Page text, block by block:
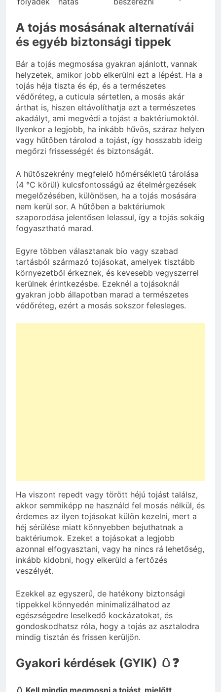
A tojás mosásának alternatívái
és egyéb biztonsági tippek
Bár a tojás megmosása gyakran ajánlott, vannak
helyzetek, amikor jobb elkerülni ezt a lépést. Ha a
tojás héja tiszta és ép, és a természetes
védőréteg, a cuticula sértetlen, a mosás akár
árthat is, hiszen eltávolíthatja ezt a természetes
akadályt, ami megvédi a tojást a baktériumoktól.
Ilyenkor a legjobb, ha inkább hűvös, száraz helyen
vagy hűtőben tárolod a tojást, így hosszabb ideig
megőrzi frissességét és biztonságát.
A hűtőszekrény megfelelő hőmérsékletű tárolása
(4 °C körül) kulcsfontosságú az ételmérgezések
megelőzésében, különösen, ha a tojás mosására
nem kerül sor. A hűtőben a baktériumok
szaporodása jelentősen lelassul, így a tojás sokáig
fogyasztható marad.
Egyre többen választanak bio vagy szabad
tartásból származó tojásokat, amelyek tisztább
környezetből érkeznek, és kevesebb vegyszerrel
kerülnek érintkezésbe. Ezeknél a tojásoknál
gyakran jobb állapotban marad a természetes
védőréteg, ezért a mosás sokszor felesleges.
Ha viszont repedt vagy törött héjú tojást találsz,
akkor semmiképp ne használd fel mosás nélkül, és
érdemes az ilyen tojásokat külön kezelni, mert a
héj sérülése miatt könnyebben bejuthatnak a
baktériumok. Ezeket a tojásokat a legjobb
azonnal elfogyasztani, vagy ha nincs rá lehetőség,
inkább kidobni, hogy elkerüld a fertőzés
veszélyét.
Ezekkel az egyszerű, de hatékony biztonsági
tippekkel könnyedén minimalizálhatod az
egészségedre leselkedő kockázatokat, és
gondoskodhatsz róla, hogy a tojás az asztalodra
mindig tisztán és frissen kerüljön.
Gyakori kérdések (GYIK) 🥚❓